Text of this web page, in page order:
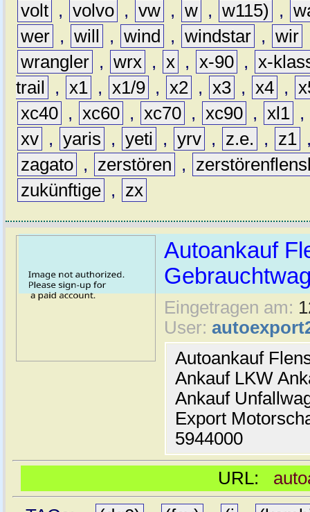
volt , volvo , vw , w , w115) ,
wer , will , wind , windstar , wir
wrangler , wrx , x , x-90 , x-
trail
, x1 , x1/9 , x2 , x3 , x4 ,
xc40 , xc60 , xc70 , xc90 , xl1 ,
xv , yaris , yeti , yrv , z.e. , z1
zagato , zerstören ,
zukünftige , zx
Autoankauf
Eingetragen am:
User:
Autoankauf
Ankauf LKW
Ankauf
Export
5944000
URL: